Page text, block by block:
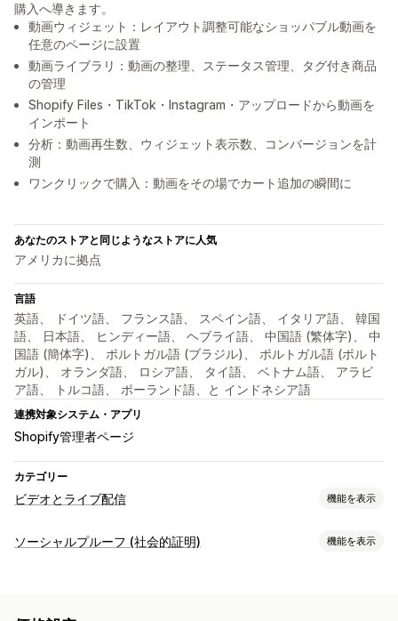
購入へ導きます。
動画ウィジェット：レイアウト調整可能なショッパブル動画を
任意のページに設置
動画ライブラリ：動画の整理、ステータス管理、タグ付き商品
の管理
Shopify Files・TikTok・Instagram・アップロードから動画を
インポート
分析：動画再生数、ウィジェット表示数、コンバージョンを計
測
ワンクリックで購入：動画をその場でカート追加の瞬間に
あなたのストアと同じようなストアに人気
アメリカに拠点
言語
英語、 ドイツ語、 フランス語、 スペイン語、 イタリア語、 韓国
語、 日本語、 ヒンディー語、 ヘブライ語、 中国語 (繁体字)、 中
国語 (簡体字)、 ポルトガル語 (ブラジル)、 ポルトガル語 (ポルト
ガル)、 オランダ語、 ロシア語、 タイ語、 ベトナム語、 アラビ
ア語、 トルコ語、 ポーランド語、と インドネシア語
連携対象システム・アプリ
Shopify管理者ページ
カテゴリー
ビデオとライブ配信 機能を表示
動画管理
ソーシャルプルーフ (社会的証明) 機能を表示